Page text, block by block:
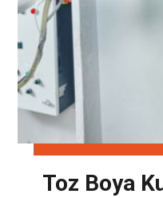
Toz Boya